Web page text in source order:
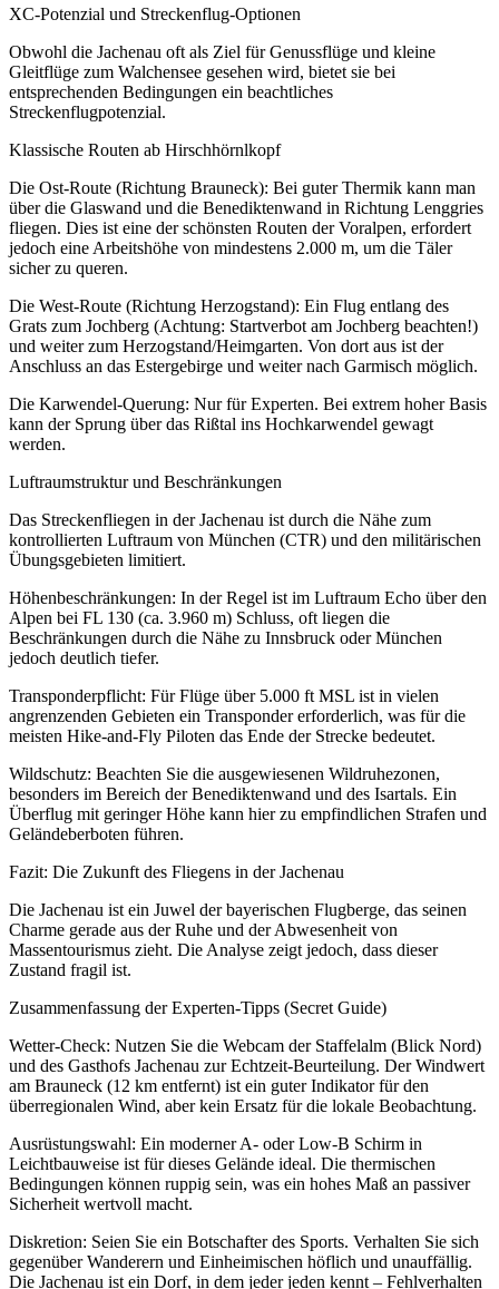
XC-Potenzial und Streckenflug-Optionen
Obwohl die Jachenau oft als Ziel für Genussflüge und kleine
Gleitflüge zum Walchensee gesehen wird, bietet sie bei
entsprechenden Bedingungen ein beachtliches
Streckenflugpotenzial.
Klassische Routen ab Hirschhörnlkopf
Die Ost-Route (Richtung Brauneck): Bei guter Thermik kann man
über die Glaswand und die Benediktenwand in Richtung Lenggries
fliegen. Dies ist eine der schönsten Routen der Voralpen, erfordert
jedoch eine Arbeitshöhe von mindestens 2.000 m, um die Täler
sicher zu queren.
Die West-Route (Richtung Herzogstand): Ein Flug entlang des
Grats zum Jochberg (Achtung: Startverbot am Jochberg beachten!)
und weiter zum Herzogstand/Heimgarten. Von dort aus ist der
Anschluss an das Estergebirge und weiter nach Garmisch möglich.
Die Karwendel-Querung: Nur für Experten. Bei extrem hoher Basis
kann der Sprung über das Rißtal ins Hochkarwendel gewagt
werden.
Luftraumstruktur und Beschränkungen
Das Streckenfliegen in der Jachenau ist durch die Nähe zum
kontrollierten Luftraum von München (CTR) und den militärischen
Übungsgebieten limitiert.
Höhenbeschränkungen: In der Regel ist im Luftraum Echo über den
Alpen bei FL 130 (ca. 3.960 m) Schluss, oft liegen die
Beschränkungen durch die Nähe zu Innsbruck oder München
jedoch deutlich tiefer.
Transponderpflicht: Für Flüge über 5.000 ft MSL ist in vielen
angrenzenden Gebieten ein Transponder erforderlich, was für die
meisten Hike-and-Fly Piloten das Ende der Strecke bedeutet.
Wildschutz: Beachten Sie die ausgewiesenen Wildruhezonen,
besonders im Bereich der Benediktenwand und des Isartals. Ein
Überflug mit geringer Höhe kann hier zu empfindlichen Strafen und
Geländeberboten führen.
Fazit: Die Zukunft des Fliegens in der Jachenau
Die Jachenau ist ein Juwel der bayerischen Flugberge, das seinen
Charme gerade aus der Ruhe und der Abwesenheit von
Massentourismus zieht. Die Analyse zeigt jedoch, dass dieser
Zustand fragil ist.
Zusammenfassung der Experten-Tipps (Secret Guide)
Wetter-Check: Nutzen Sie die Webcam der Staffelalm (Blick Nord)
und des Gasthofs Jachenau zur Echtzeit-Beurteilung. Der Windwert
am Brauneck (12 km entfernt) ist ein guter Indikator für den
überregionalen Wind, aber kein Ersatz für die lokale Beobachtung.
Ausrüstungswahl: Ein moderner A- oder Low-B Schirm in
Leichtbauweise ist für dieses Gelände ideal. Die thermischen
Bedingungen können ruppig sein, was ein hohes Maß an passiver
Sicherheit wertvoll macht.
Diskretion: Seien Sie ein Botschafter des Sports. Verhalten Sie sich
gegenüber Wanderern und Einheimischen höflich und unauffällig.
Die Jachenau ist ein Dorf, in dem jeder jeden kennt – Fehlverhalten